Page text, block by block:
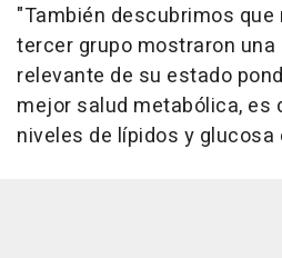
"También descubrimos
tercer grupo mostraron
relevante de su estado
mejor salud metabólica, es
niveles de lípidos y glucosa